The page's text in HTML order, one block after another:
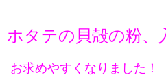
ホタテの貝殻の粉、
お求めやすくなりました！